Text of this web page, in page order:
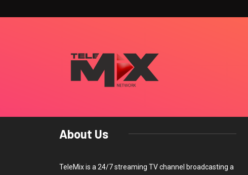
About Us
TeleMix is a 24/7 streaming TV channel broadcasting a